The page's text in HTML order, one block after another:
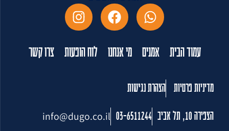
עמוד הבית אמנים מי אנחנו לוח הופעות צרו קשר
מדיניות פרטיות הצהרת נגישות
הצפירה 10, תל אביב 03-6511244
info@dugo.co.il